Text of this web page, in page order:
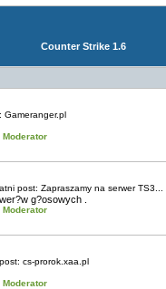
Counter Strike 1.6
Gameranger.pl
Moderator
post: Zapraszamy na serwer TS3...
g?osowych .
Moderator
cs-prorok.xaa.pl
Moderator